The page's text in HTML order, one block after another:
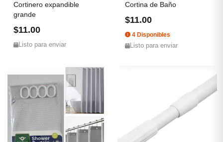
Cortinero expandible
grande
$11.00
Listo para enviar
Cortina de Baño
$11.00
4 Disponibles
Listo para enviar